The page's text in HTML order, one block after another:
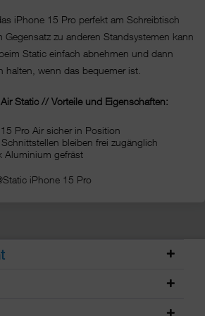
iPhone 15 Pro perfekt am Schreibtisch
zu anderen Standsystemen kann
Static einfach abnehmen und dann
halten, wenn das bequemer ist.
Static // Vorteile und Eigenschaften:
Pro Air sicher in Position
bleiben frei zugänglich
Aluminium gefräst
iPhone 15 Pro